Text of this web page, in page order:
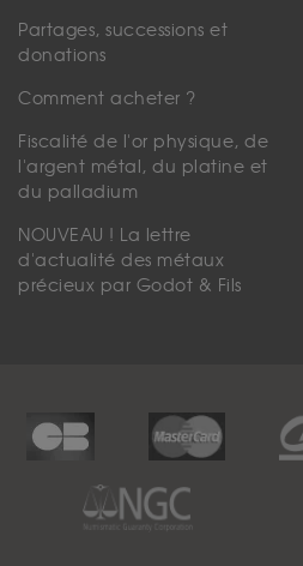
Partages, successions et
donations
Comment acheter ?
Fiscalité de l'or physique, de
l'argent métal, du platine et
du palladium
NOUVEAU ! La lettre
d'actualité des métaux
précieux par Godot & Fils